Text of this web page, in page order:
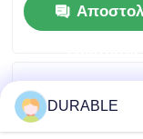
Τυφή × Στροφή
72 mm και
για απόδοση
DURABLE